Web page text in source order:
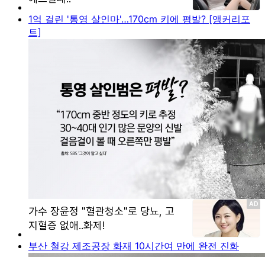
1억 걸린 '통영 살인마'…170cm 키에 평발? [앵커리포
트]
부산 철강 제조공장 화재 10시간여 만에 완전 진화